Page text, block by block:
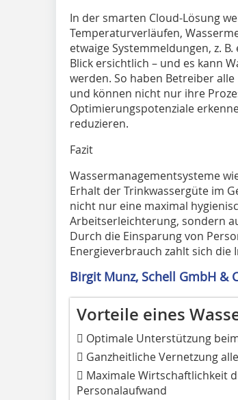
In der smarten Cloud-Lösung
Temperaturverläufen,
etwaige Systemmeldungen, z.
Blick ersichtlich – und es kann
werden. So haben Betreiber
und können nicht nur ihre
Optimierungspotenziale
reduzieren.
Fazit
Wassermanagementsysteme
Erhalt der Trinkwassergüte im
nicht nur eine maximal
Arbeitserleichterung, sondern
Durch die Einsparung von
Energieverbrauch zahlt sich
Birgit Munz, Schell GmbH &
Vorteile eines
 Optimale Unterstützung
 Ganzheitliche Vernetzung
 Maximale Wirtschaftlichkeit
Personalaufwand